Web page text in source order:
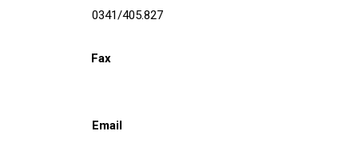
0341/405.827
Fax
Email